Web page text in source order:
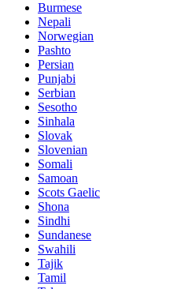
Burmese
Nepali
Norwegian
Pashto
Persian
Punjabi
Serbian
Sesotho
Sinhala
Slovak
Slovenian
Somali
Samoan
Scots Gaelic
Shona
Sindhi
Sundanese
Swahili
Tajik
Tamil